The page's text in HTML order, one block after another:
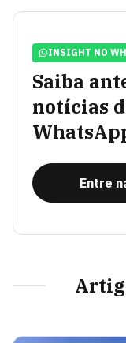
INSIGHT NO
Saiba
notícias
Entre